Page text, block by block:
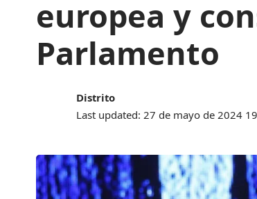
europea y
Parlamento
Last updated: 27 de mayo de 2024
Distrito